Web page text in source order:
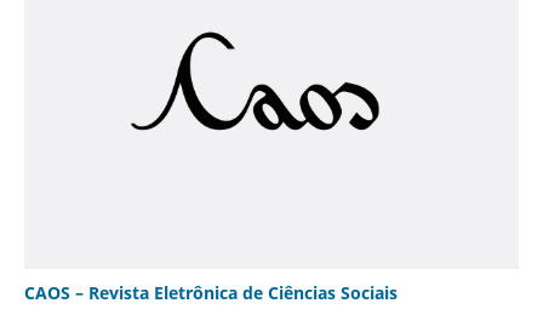
CAOS – Revista Eletrônica de Ciências Sociais